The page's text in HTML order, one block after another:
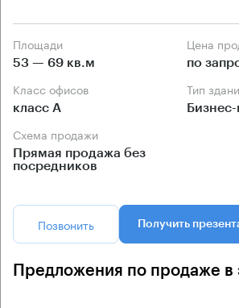
Площади
53 — 69 кв.м
Цена
по
Класс офисов
класс А
Тип
Схема продажи
Прямая продажа без
посредников
Позвонить Получить
Предложения по продаже в